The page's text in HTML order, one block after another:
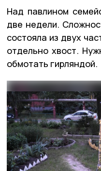
Над павлином
две недели.
состояла из двух
отдельно хвост.
обмотать гирляндой.